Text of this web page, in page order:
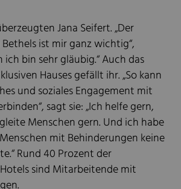
Jana Seifert. „Der
ist mir ganz wichtig“,
ich bin sehr gläubig.“ Auch das
Hauses gefällt ihr. „So kann
und soziales Engagement mit
sagt sie: „Ich helfe gern,
Menschen gern. Und ich habe
mit Behinderungen keine
Rund 40 Prozent der
sind Mitarbeitende mit